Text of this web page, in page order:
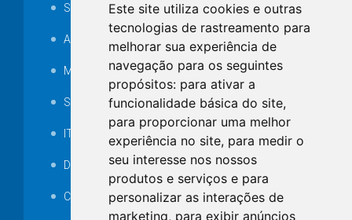
Este site utiliza cookies e outras
tecnologias de rastreamento para
melhorar sua experiência de
navegação para os seguintes
propósitos: para ativar a
funcionalidade básica do site,
para proporcionar uma melhor
experiência no site, para medir o
seu interesse nos nossos
produtos e serviços e para
personalizar as interações de
marketing, para exibir anúncios
SAMAE
Audiência pública
MANUTENÇÃO DE ILUMINAÇÃO PÚBLICA
Serviços Técnicos TI
ITR
Desapropriações
Catalogo Eletrônico de Padronização